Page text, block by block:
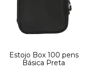
Estojo Box 100 pens
Básica Preta